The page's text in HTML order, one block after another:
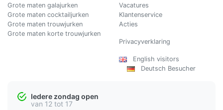
Grote maten galajurken
Grote maten cocktailjurken
Grote maten trouwjurken
Grote maten korte trouwjurken
Vacatures
Klantenservice
Acties
Privacyverklaring
English visitors
Deutsch Besucher
Iedere zondag open
van 12 tot 17